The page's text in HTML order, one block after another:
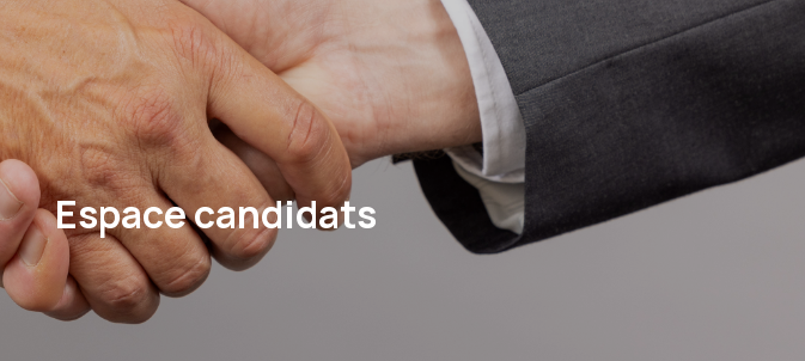
Espace candidats